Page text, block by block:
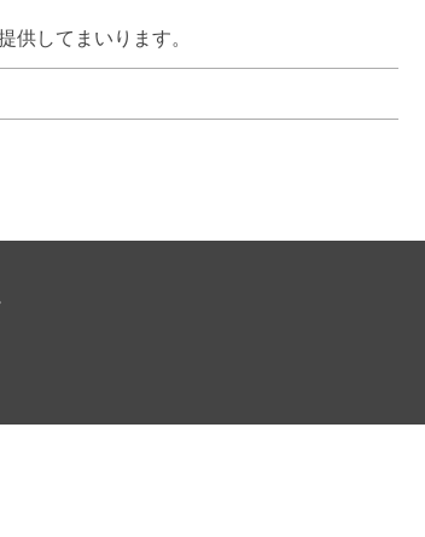
してまいります。